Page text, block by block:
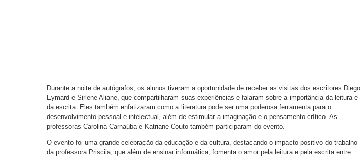
Durante a noite de autógrafos, os alunos tiveram a oportunidade de receber as visitas dos escritores Diego
Eymard e Sirlene Aliane, que compartilharam suas experiências e falaram sobre a importância da leitura e
da escrita. Eles também enfatizaram como a literatura pode ser uma poderosa ferramenta para o
desenvolvimento pessoal e intelectual, além de estimular a imaginação e o pensamento crítico. As
professoras Carolina Carnaúba e Katriane Couto também participaram do evento.
O evento foi uma grande celebração da educação e da cultura, destacando o impacto positivo do trabalho
da professora Priscila, que além de ensinar informática, fomenta o amor pela leitura e pela escrita entre